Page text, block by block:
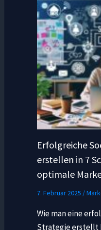
Erfolgreiche
erstellen in 7
optimale
7. Februar 2025 /
Wie man eine
Strategie erstellt